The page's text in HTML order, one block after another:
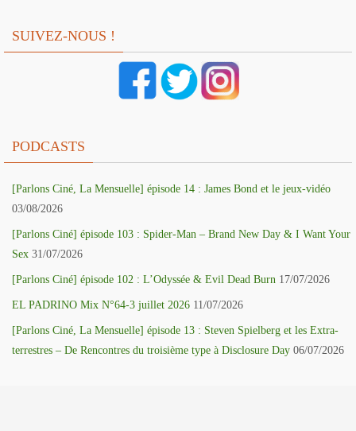
SUIVEZ-NOUS !
PODCASTS
[Parlons Ciné, La Mensuelle] épisode 14 : James Bond et le jeux-vidéo
03/08/2026
[Parlons Ciné] épisode 103 : Spider-Man – Brand New Day & I Want Your
Sex 31/07/2026
[Parlons Ciné] épisode 102 : L’Odyssée & Evil Dead Burn 17/07/2026
EL PADRINO Mix N°64-3 juillet 2026 11/07/2026
[Parlons Ciné, La Mensuelle] épisode 13 : Steven Spielberg et les Extra-
terrestres – De Rencontres du troisième type à Disclosure Day 06/07/2026